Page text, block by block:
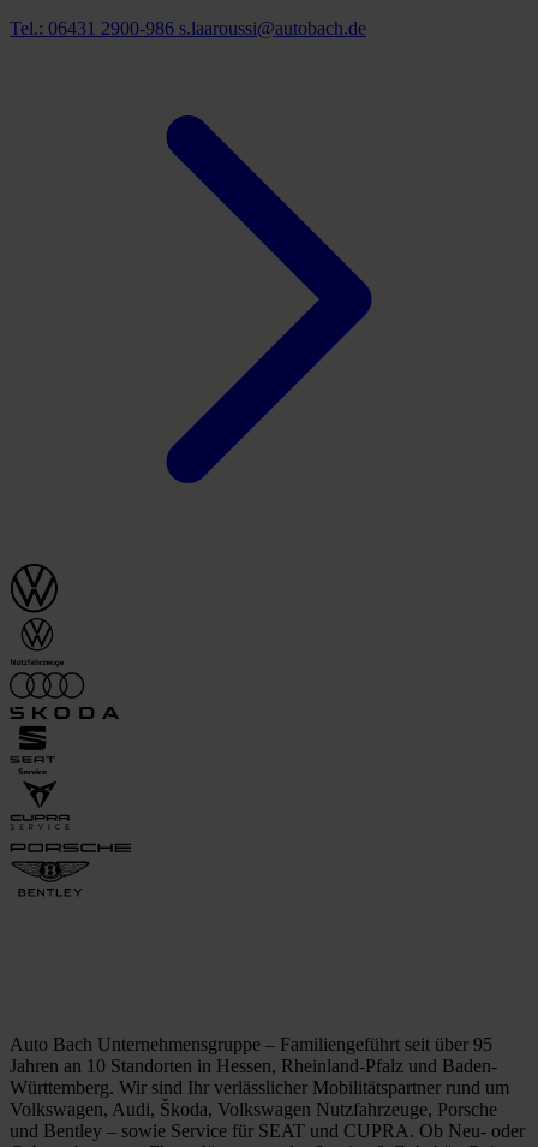
Tel.: 06431 2900-986 s.laaroussi@autobach.de
Auto Bach Unternehmensgruppe – Familiengeführt seit über 95
Jahren an 10 Standorten in Hessen, Rheinland-Pfalz und Baden-
Württemberg. Wir sind Ihr verlässlicher Mobilitätspartner rund um
Volkswagen, Audi, Škoda, Volkswagen Nutzfahrzeuge, Porsche
und Bentley – sowie Service für SEAT und CUPRA. Ob Neu- oder